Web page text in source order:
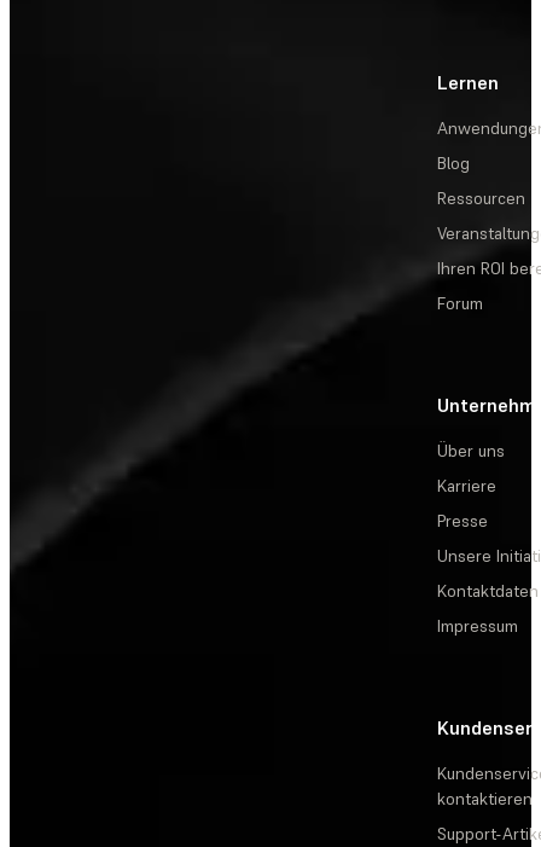
Lernen
Blog
Ressourcen
Ihren ROI
Forum
Über uns
Karriere
Presse
Unsere
Kontaktdaten
Impressum
kontaktieren
Support-